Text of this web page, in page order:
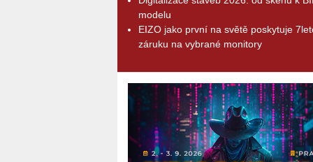
modelu
EIZO jako první na světě poskytuje
záruku na vybrané monitory